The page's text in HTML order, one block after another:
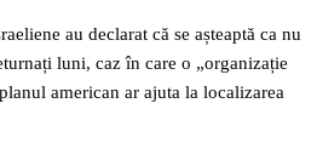
au declarat că se așteaptă ca nu
luni, caz în care o „organizație
american ar ajuta la localizarea